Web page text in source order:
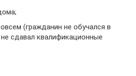
(гражданин не обучался в
сдавал квалификационные